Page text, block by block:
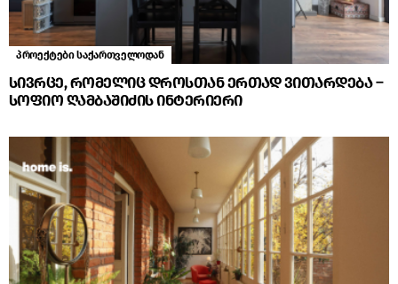
პროექტები საქართველოდან
სივრცე, რომელიც დროსთან ერთად ვითარდება –
სოფიო ღამბაშიძის ინტერიერი